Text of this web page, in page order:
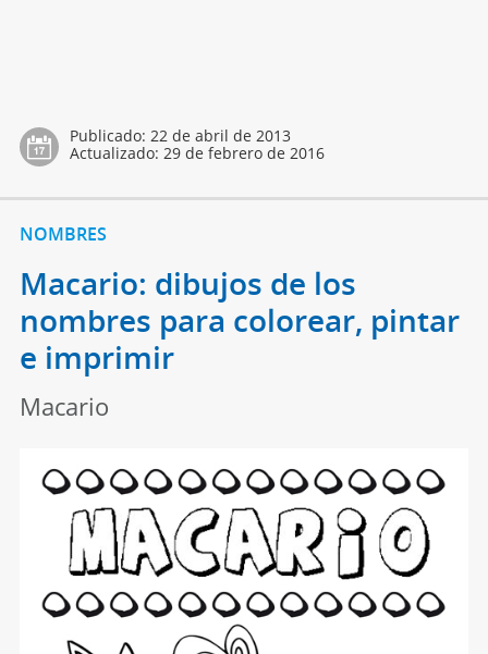
Publicado: 22 de abril de 2013
Actualizado: 29 de febrero de 2016
NOMBRES
Macario: dibujos de los
nombres para colorear, pintar
e imprimir
Macario